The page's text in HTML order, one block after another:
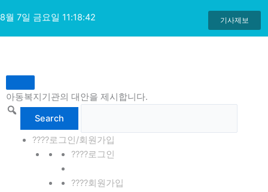
텐
츠
너
뛰
기
8월 7일 금요일 11:18:43 기사제보
아동복지기관의 대안을 제시합니다.
????로그인/회원가입
????로그인
????회원가입